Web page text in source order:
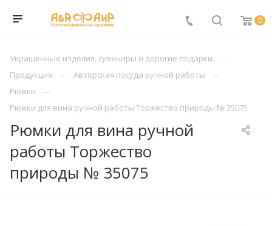
0
Украшенные изделия, сувениры и дорогие подарки.
Продукция
Авторская посуда ручной работы
Рюмки
Рюмки для вина ручной работы Торжество природы № 35075
Рюмки для вина ручной
работы Торжество
природы № 35075